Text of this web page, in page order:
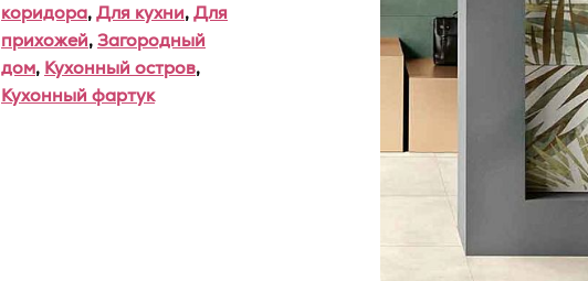
коридора,Для кухни,Для
прихожей,Загородный
дом, Кухонный остров,
Кухонный фартук